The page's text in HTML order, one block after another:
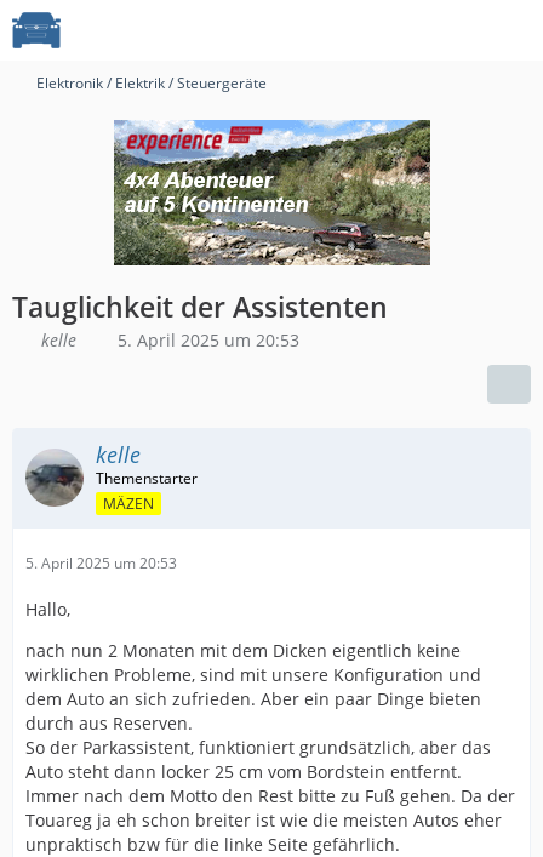
Elektronik / Elektrik / Steuergeräte
Tauglichkeit der Assistenten
kelle 5. April 2025 um 20:53
kelle
MÄZEN
5. April 2025 um 20:53
Hallo,
nach nun 2 Monaten mit dem Dicken eigentlich keine
wirklichen Probleme, sind mit unsere Konfiguration und
dem Auto an sich zufrieden. Aber ein paar Dinge bieten
durch aus Reserven.
So der Parkassistent, funktioniert grundsätzlich, aber das
Auto steht dann locker 25 cm vom Bordstein entfernt.
Immer nach dem Motto den Rest bitte zu Fuß gehen. Da der
Touareg ja eh schon breiter ist wie die meisten Autos eher
unpraktisch bzw für die linke Seite gefährlich.